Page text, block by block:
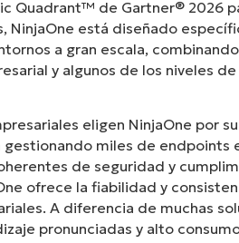
Quadrant™ de Gartner® 2026
NinjaOne está diseñado
a gran escala,
y algunos de los niveles
eligen NinjaOne por
gestionando miles de endpoints
de seguridad y
ofrece la fiabilidad y
A diferencia de muchas
pronunciadas y alto
Turner
de TI enVetcor